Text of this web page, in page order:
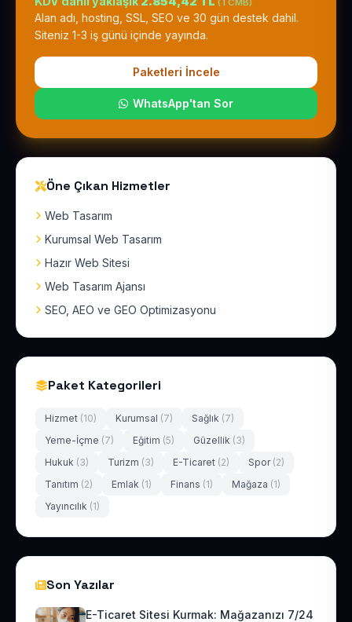
(TCMB)
Alan adı, hosting, SSL, SEO ve 30 gün destek dahil.
Siteniz 1-3 iş günü içinde yayında.
Paketleri İncele
WhatsApp'tan Sor
Öne Çıkan Hizmetler
Web Tasarım
Kurumsal Web Tasarım
Hazır Web Sitesi
Web Tasarım Ajansı
SEO, AEO ve GEO Optimizasyonu
Paket Kategorileri
Hizmet (10) Kurumsal (7) Sağlık (7)
Yeme-İçme (7) Eğitim (5) Güzellik (3)
Hukuk (3) Turizm (3) E-Ticaret (2) Spor (2)
Tanıtım (2) Emlak (1) Finans (1) Mağaza (1)
Yayıncılık (1)
Son Yazılar
E-Ticaret Sitesi Kurmak: Mağazanızı 7/24